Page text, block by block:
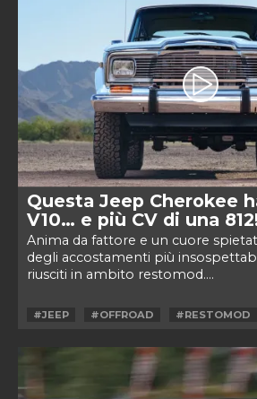
Questa Jeep Cherokee
V10… e più CV di una
Anima da fattore e un cuore
degli accostamenti più
riusciti in ambito restomod....
#JEEP #OFFROAD #RESTOMOD